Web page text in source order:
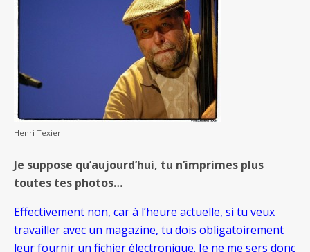
Henri Texier
Je suppose qu’aujourd’hui, tu n’imprimes plus
toutes tes photos…
Effectivement non, car à l’heure actuelle, si tu veux
travailler avec un magazine, tu dois obligatoirement
leur fournir un fichier électronique. Je ne me sers donc